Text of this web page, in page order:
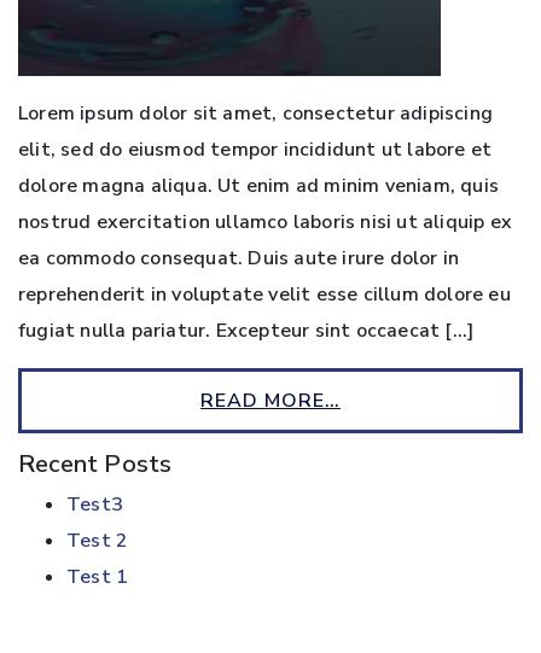
Lorem ipsum dolor sit amet, consectetur adipiscing
elit, sed do eiusmod tempor incididunt ut labore et
dolore magna aliqua. Ut enim ad minim veniam, quis
nostrud exercitation ullamco laboris nisi ut aliquip ex
ea commodo consequat. Duis aute irure dolor in
reprehenderit in voluptate velit esse cillum dolore eu
fugiat nulla pariatur. Excepteur sint occaecat […]
READ MORE…
Recent Posts
Test3
Test 2
Test 1